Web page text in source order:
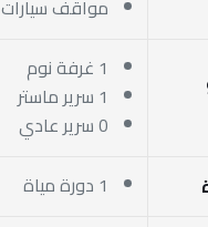
مواقف سيارات
1 غرفة نوم
1 سرير ماستر
0 سرير عادي
1 دورة مياة